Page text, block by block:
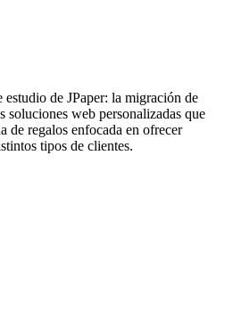
estudio de JPaper: la migración de
soluciones web personalizadas que
de regalos enfocada en ofrecer
tipos de clientes.